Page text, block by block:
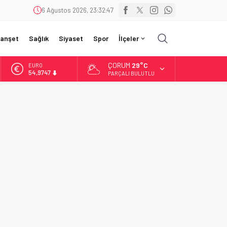
6 Ağustos 2026, 23:32:49
Sağlık Siyaset Spor İlçeler
EURO
54,9747
ÇORUM 29°C
PARÇALI BULUTLU